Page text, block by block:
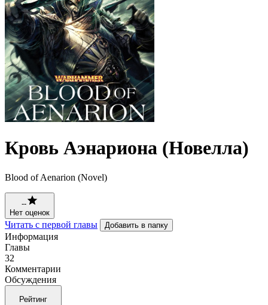
Кровь Аэнариона (Новелла)
Blood of Aenarion (Novel)
--
Нет оценок
Читать с первой главы Добавить в папку
Информация
Главы
32
Комментарии
Обсуждения
Рейтинг